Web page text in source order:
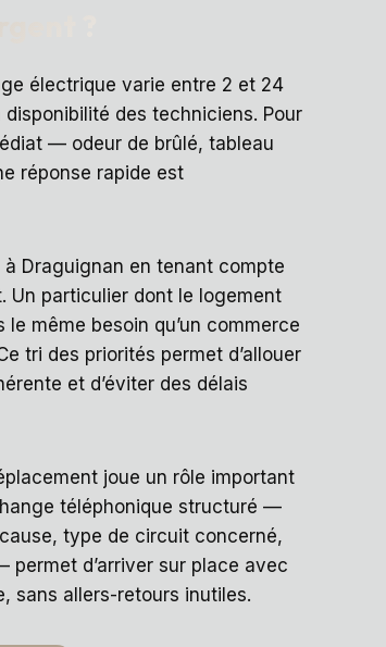
?
électrique varie entre 2 et 24
des techniciens. Pour
— odeur de brûlé, tableau
réponse rapide est
Draguignan en tenant compte
Un particulier dont le logement
même besoin qu’un commerce
tri des priorités permet d’allouer
et d’éviter des délais
joue un rôle important
téléphonique structuré —
type de circuit concerné,
d’arriver sur place avec
sans allers-retours inutiles.